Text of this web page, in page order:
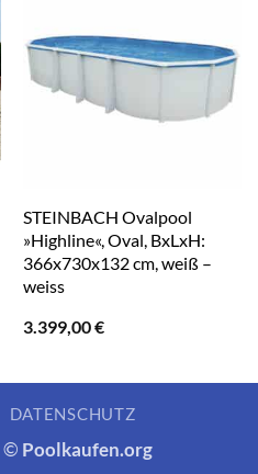
STEINBACH Ovalpool
»Highline«, Oval, BxLxH:
366x730x132 cm, weiß –
weiss
3.399,00€
DATENSCHUTZ
© Poolkaufen.org